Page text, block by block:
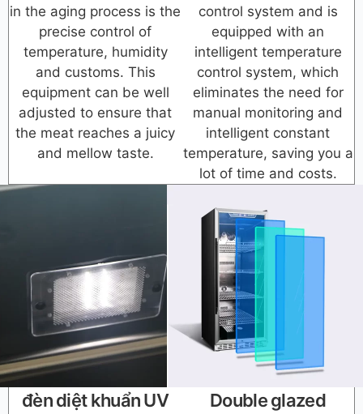
in the aging process is the
precise control of
temperature, humidity
and customs. This
equipment can be well
adjusted to ensure that
the meat reaches a juicy
and mellow taste.
control system and is
equipped with an
intelligent temperature
control system, which
eliminates the need for
manual monitoring and
intelligent constant
temperature, saving you a
lot of time and costs.
đèn diệt khuẩn UV
Double glazed